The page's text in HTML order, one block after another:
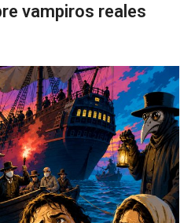
vampiros reales